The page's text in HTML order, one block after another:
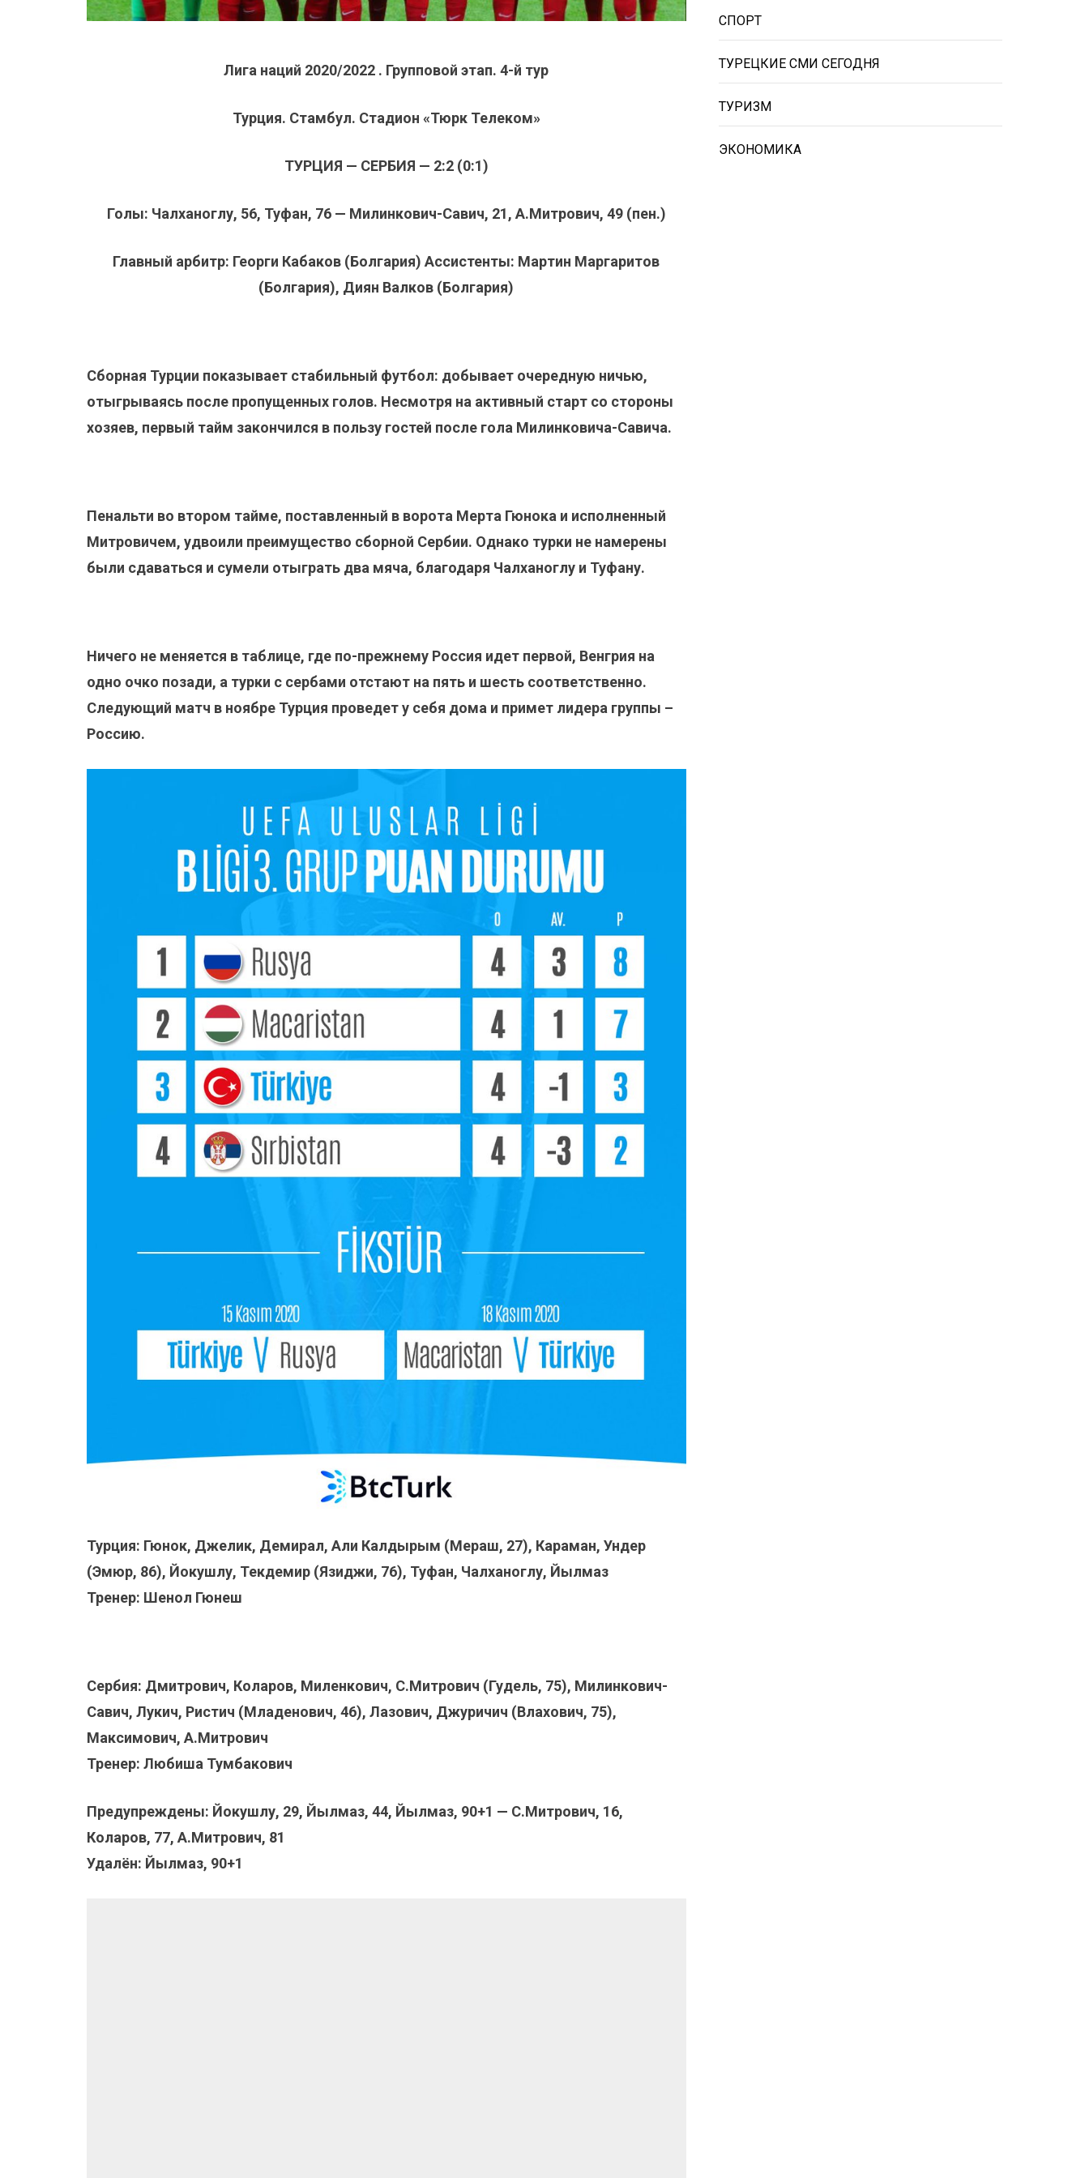
Лига наций 2020/2022 . Групповой этап. 4-й тур
Турция. Стамбул. Стадион «Тюрк Телеком»
ТУРЦИЯ — СЕРБИЯ — 2:2 (0:1)
Голы: Чалханоглу, 56, Туфан, 76 — Милинкович-Савич, 21, А.Митрович, 49 (пен.)
Главный арбитр: Георги Кабаков (Болгария) Ассистенты: Мартин Маргаритов
(Болгария), Диян Валков (Болгария)
Сборная Турции показывает стабильный футбол: добывает очередную ничью,
отыгрываясь после пропущенных голов. Несмотря на активный старт со стороны
хозяев, первый тайм закончился в пользу гостей после гола Милинковича-Савича.
Пенальти во втором тайме, поставленный в ворота Мерта Гюнока и исполненный
Митровичем, удвоили преимущество сборной Сербии. Однако турки не намерены
были сдаваться и сумели отыграть два мяча, благодаря Чалханоглу и Туфану.
Ничего не меняется в таблице, где по-прежнему Россия идет первой, Венгрия на
одно очко позади, а турки с сербами отстают на пять и шесть соответственно.
Следующий матч в ноябре Турция проведет у себя дома и примет лидера группы –
Россию.
Турция: Гюнок, Джелик, Демирал, Али Калдырым (Мераш, 27), Караман, Ундер
(Эмюр, 86), Йокушлу, Текдемир (Язиджи, 76), Туфан, Чалханоглу, Йылмаз
Тренер: Шенол Гюнеш
Сербия: Дмитрович, Коларов, Миленкович, С.Митрович (Гудель, 75), Милинкович-
Савич, Лукич, Ристич (Младенович, 46), Лазович, Джуричич (Влахович, 75),
Максимович, А.Митрович
Тренер: Любиша Тумбакович
Предупреждены: Йокушлу, 29, Йылмаз, 44, Йылмаз, 90+1 — С.Митрович, 16,
Коларов, 77, А.Митрович, 81
Удалён: Йылмаз, 90+1
СПОРТ
ТУРЕЦКИЕ СМИ СЕГОДНЯ
ТУРИЗМ
ЭКОНОМИКА